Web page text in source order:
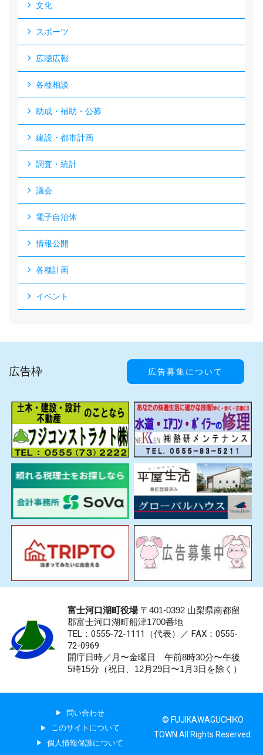
文化
スポーツ
広聴広報
各種相談
助成・補助・公募
建設・都市計画
調査・統計
議会
電子自治体
情報公開
各種計画
イベント
広告枠 広告募集について
富士河口湖町役場〒401-0392 山梨県南都留
郡富士河口湖町船津1700番地
TEL：0555-72-1111 （代表）／ FAX：0555-
72-0969
開庁日時／月〜金曜日 午前8時30分〜午後
5時15分（祝日、12月29日〜1月3日を除く）
問い合わせ
このサイトについて
個人情報保護について
© FUJIKAWAGUCHIKO
TOWN All Rights Reserved.